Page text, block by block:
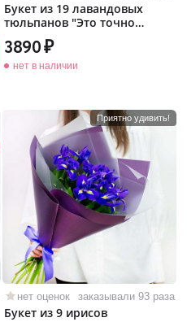
Букет из 19 лавандовых
тюльпанов "Это точно
любовь!"
3890
нет в наличии
Приятно удивить!
нет оценок заказывали 93 раза
Букет из 9 ирисов